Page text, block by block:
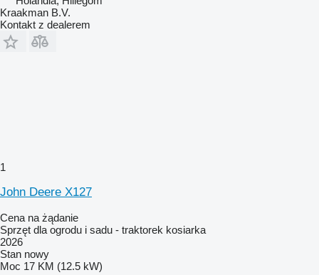
Kraakman B.V.
Kontakt z dealerem
1
John Deere X127
Cena na żądanie
Sprzęt dla ogrodu i sadu - traktorek kosiarka
2026
Stan nowy
Moc 17 KM (12.5 kW)